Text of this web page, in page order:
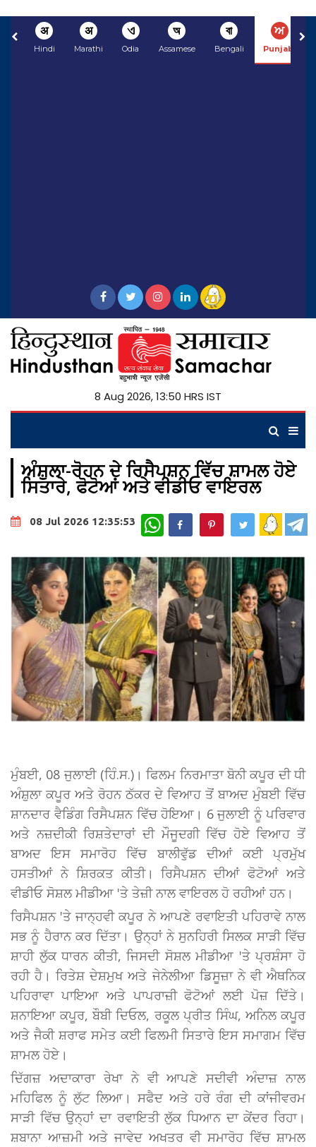
अ
Hindi
अ
Marathi
ଏ
Odia
অ
Assamese
বা
Bengali
ਅ
Punjabi
8 Aug 2026, 13:50 HRS IST
ਅੰਸ਼ੁਲਾ-ਰੋਹਨ ਦੇ ਰਿਸੈਪਸ਼ਨ ਵਿੱਚ ਸ਼ਾਮਲ ਹੋਏ
ਸਿਤਾਰੇ, ਫੋਟੋਆਂ ਅਤੇ ਵੀਡੀਓ ਵਾਇਰਲ
08 Jul 2026 12:35:53 WhatsApp
ਮੁੰਬਈ, 08 ਜੁਲਾਈ (ਹਿੰ.ਸ.)। ਫਿਲਮ ਨਿਰਮਾਤਾ ਬੋਨੀ ਕਪੂਰ ਦੀ ਧੀ
ਅੰਸ਼ੁਲਾ ਕਪੂਰ ਅਤੇ ਰੋਹਨ ਠੱਕਰ ਦੇ ਵਿਆਹ ਤੋਂ ਬਾਅਦ ਮੁੰਬਈ ਵਿੱਚ
ਸ਼ਾਨਦਾਰ ਵੈਡਿੰਗ ਰਿਸੈਪਸ਼ਨ ਵਿੱਚ ਹੋਇਆ। 6 ਜੁਲਾਈ ਨੂੰ ਪਰਿਵਾਰ
ਅਤੇ ਨਜ਼ਦੀਕੀ ਰਿਸ਼ਤੇਦਾਰਾਂ ਦੀ ਮੌਜੂਦਗੀ ਵਿੱਚ ਹੋਏ ਵਿਆਹ ਤੋਂ
ਬਾਅਦ ਇਸ ਸਮਾਰੋਹ ਵਿੱਚ ਬਾਲੀਵੁੱਡ ਦੀਆਂ ਕਈ ਪ੍ਰਮੁੱਖ
ਹਸਤੀਆਂ ਨੇ ਸ਼ਿਰਕਤ ਕੀਤੀ। ਰਿਸੈਪਸ਼ਨ ਦੀਆਂ ਫੋਟੋਆਂ ਅਤੇ
ਵੀਡੀਓ ਸੋਸ਼ਲ ਮੀਡੀਆ 'ਤੇ ਤੇਜ਼ੀ ਨਾਲ ਵਾਇਰਲ ਹੋ ਰਹੀਆਂ ਹਨ।
ਰਿਸੈਪਸ਼ਨ 'ਤੇ ਜਾਨ੍ਹਵੀ ਕਪੂਰ ਨੇ ਆਪਣੇ ਰਵਾਇਤੀ ਪਹਿਰਾਵੇ ਨਾਲ
ਸਭ ਨੂੰ ਹੈਰਾਨ ਕਰ ਦਿੱਤਾ। ਉਨ੍ਹਾਂ ਨੇ ਸੁਨਹਿਰੀ ਸਿਲਕ ਸਾੜੀ ਵਿੱਚ
ਸ਼ਾਹੀ ਲੁੱਕ ਧਾਰਨ ਕੀਤੀ, ਜਿਸਦੀ ਸੋਸ਼ਲ ਮੀਡੀਆ 'ਤੇ ਪ੍ਰਸ਼ੰਸਾ ਹੋ
ਰਹੀ ਹੈ। ਰਿਤੇਸ਼ ਦੇਸ਼ਮੁਖ ਅਤੇ ਜੇਨੇਲੀਆ ਡਿਸੂਜ਼ਾ ਨੇ ਵੀ ਐਥਨਿਕ
ਪਹਿਰਾਵਾ ਪਾਇਆ ਅਤੇ ਪਾਪਰਾਜ਼ੀ ਫੋਟੋਆਂ ਲਈ ਪੋਜ਼ ਦਿੱਤੇ।
ਸ਼ਨਾਇਆ ਕਪੂਰ, ਬੌਬੀ ਦਿਓਲ, ਰਕੂਲ ਪ੍ਰੀਤ ਸਿੰਘ, ਅਨਿਲ ਕਪੂਰ
ਅਤੇ ਜੈਕੀ ਸ਼ਰਾਫ ਸਮੇਤ ਕਈ ਫਿਲਮੀ ਸਿਤਾਰੇ ਇਸ ਸਮਾਗਮ ਵਿੱਚ
ਸ਼ਾਮਲ ਹੋਏ।
ਦਿੱਗਜ਼ ਅਦਾਕਾਰਾ ਰੇਖਾ ਨੇ ਵੀ ਆਪਣੇ ਸਦੀਵੀ ਅੰਦਾਜ਼ ਨਾਲ
ਮਹਿਫਿਲ ਨੂੰ ਲੁੱਟ ਲਿਆ। ਸਫੈਦ ਅਤੇ ਹਰੇ ਰੰਗ ਦੀ ਕਾਂਜੀਵਰਮ
ਸਾੜੀ ਵਿੱਚ ਉਨ੍ਹਾਂ ਦਾ ਰਵਾਇਤੀ ਲੁੱਕ ਧਿਆਨ ਦਾ ਕੇਂਦਰ ਰਿਹਾ।
ਸ਼ਬਾਨਾ ਆਜ਼ਮੀ ਅਤੇ ਜਾਵੇਦ ਅਖਤਰ ਵੀ ਸਮਾਰੋਹ ਵਿੱਚ ਸ਼ਾਮਲ